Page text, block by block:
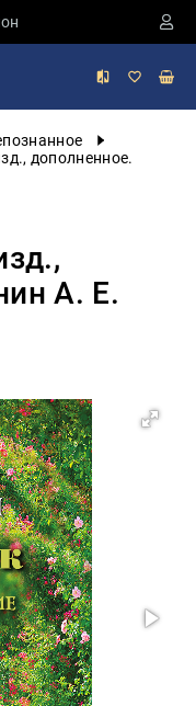
дополненное.
А. Е.